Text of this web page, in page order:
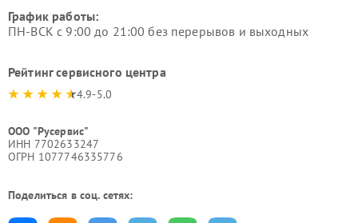
График работы:
ПН-ВСК с 9:00 до 21:00 без перерывов и выходных
Рейтинг сервисного центра
4.9-5.0
ООО "Русервис"
ИНН 7702633247
ОГРН 1077746335776
Поделиться в соц. сетях: